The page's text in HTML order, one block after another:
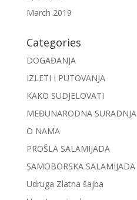
March 2019
Categories
DOGAĐANJA
IZLETI I PUTOVANJA
KAKO SUDJELOVATI
MEĐUNARODNA SURADNJA
O NAMA
PROŠLA SALAMIJADA
SAMOBORSKA SALAMIJADA
Udruga Zlatna šajba